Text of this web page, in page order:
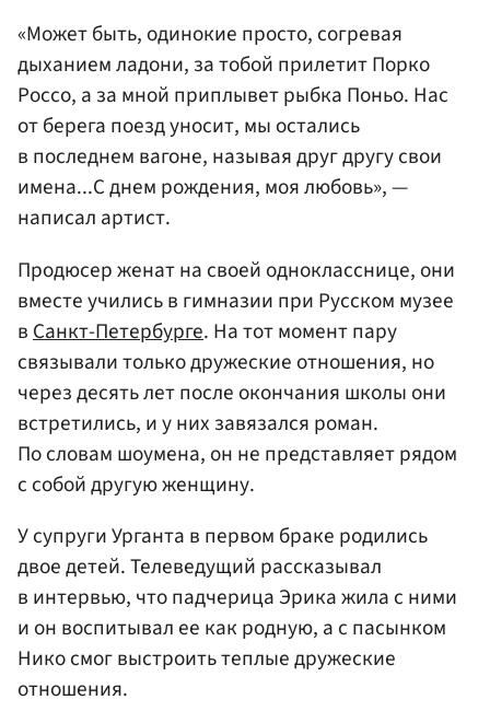
«Может быть, одинокие просто, согревая
дыханием ладони, за тобой прилетит Порко
Россо, а за мной приплывет рыбка Поньо. Нас
от берега поезд уносит, мы остались
в последнем вагоне, называя друг другу свои
имена...С днем рождения, моя любовь», —
написал артист.
Продюсер женат на своей однокласснице, они
вместе учились в гимназии при Русском музее
в Санкт-Петербурге. На тот момент пару
связывали только дружеские отношения, но
через десять лет после окончания школы они
встретились, и у них завязался роман.
По словам шоумена, он не представляет рядом
с собой другую женщину.
У супруги Урганта в первом браке родились
двое детей. Телеведущий рассказывал
в интервью, что падчерица Эрика жила с ними
и он воспитывал ее как родную, а с пасынком
Нико смог выстроить теплые дружеские
отношения.